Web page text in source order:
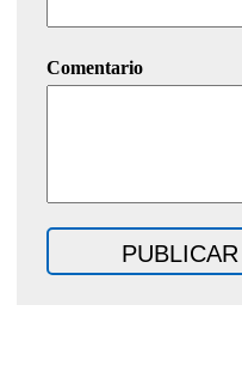
Comentario